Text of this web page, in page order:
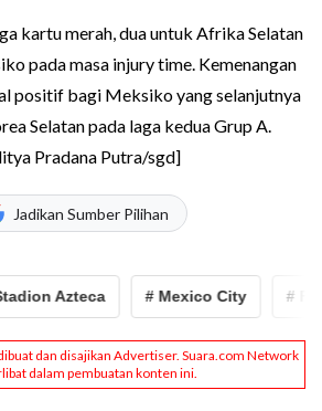
kartu merah, dua untuk Afrika Selatan
pada masa injury time. Kemenangan
positif bagi Meksiko yang selanjutnya
Selatan pada laga kedua Grup A.
Pradana Putra/sgd]
Jadikan Sumber Pilihan
# Mexico City # FIFA World